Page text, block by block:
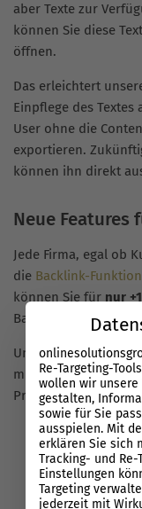
aber Texte zur
können Sie diese
öffnen.
Das erleichtert
Einpflege des
User ohne die
exportieren.
können ihn direkt
Neue Features
Jede Firma, egal ob
die Backlink-Funktion
können Sie für nur
Basis-Paket
Unser neues
mit künstlicher
Prozess um ein
Mehr und
und mit
Von
Erfolge des
Re-Targeting-
wollen wir
gestalten,
sowie für Sie
ausspielen. Mit
erklären Sie sich
Tracking- und
Einstellungen
Targeting
jederzeit mit